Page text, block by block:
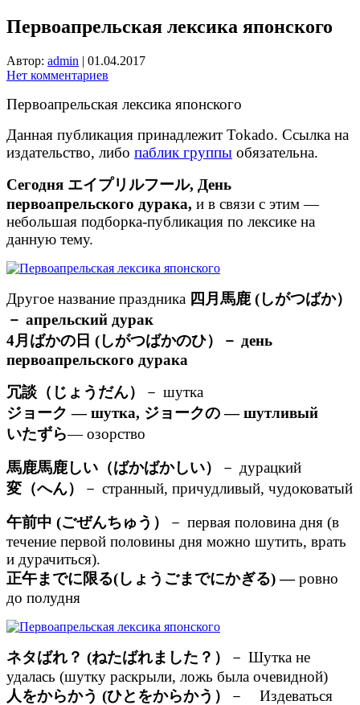
Первоапрельская лексика японского
Автор: admin | 01.04.2017
Нет комментариев
Первоапрельская лексика японского
Данная публикация принадлежит Tokado. Ссылка на
издательство, либо паблик группы обязательна.
Сегодня エイプリルフール, День
первоапрельского дурака, и в связи с этим —
небольшая подборка-публикация по лексике на
данную тему.
Другое название праздника 四月馬鹿 (しがつばか）
－ апрельский дурак
4月ばかの日 (しがつばかのひ）－ день
первоапрельского дурака
冗談（じょうだん）
－ шутка
ジョーク — шутка, ジョークの — шутливый
いたずら— озорство
馬鹿馬鹿しい（ばかばかしい）
－ дурацкий
変（へん）
－ странный, причудливый, чудоковатый
午前中 (ごぜんちゅう）
－ первая половина дня (в
течение первой половины дня можно шутить, врать
и дурачиться).
正午までに限る(しょうごまでにかぎる) —ровно
до полудня
ネタばれ？ (ねたばれました？）
－ Шутка не
удалась (шутку раскрыли, ложь была очевидной)
人をからかう (ひとをからかう）
－ Издеваться